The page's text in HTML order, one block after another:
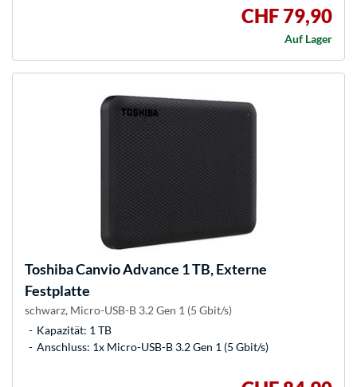
CHF 79,90
Auf Lager
ToshibaCanvio Advance 1 TB, Externe
Festplatte
schwarz, Micro-USB-B 3.2 Gen 1 (5 Gbit/s)
Kapazität: 1 TB
Anschluss: 1x Micro-USB-B 3.2 Gen 1 (5 Gbit/s)